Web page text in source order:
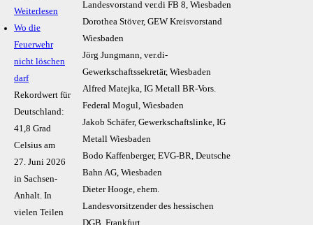
Weiterlesen
Wo die
Feuerwehr
nicht löschen
darf
Rekordwert für
Deutschland:
41,8 Grad
Celsius am
27. Juni 2026
in Sachsen-
Anhalt. In
vielen Teilen
Landesvorstand ver.di FB 8, Wiesbaden
Dorothea Stöver, GEW Kreisvorstand
Wiesbaden
Jörg Jungmann, ver.di-
Gewerkschaftssekretär, Wiesbaden
Alfred Matejka, IG Metall BR-Vors.
Federal Mogul, Wiesbaden
Jakob Schäfer, Gewerkschaftslinke, IG
Metall Wiesbaden
Bodo Kaffenberger, EVG-BR, Deutsche
Bahn AG, Wiesbaden
Dieter Hooge, ehem.
Landesvorsitzender des hessischen
DGB, Frankfurt